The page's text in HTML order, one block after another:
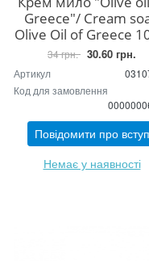
Greece"/ Cream
Olive Oil of Greece
34 грн. 30.60 грн.
Артикул
Код для замовлення
Повідомити про вступ
Немає у наявності